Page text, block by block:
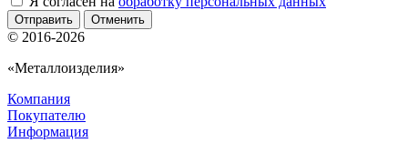
Отменить
© 2016-2026
«Металлоизделия»
Компания
Покупателю
Информация